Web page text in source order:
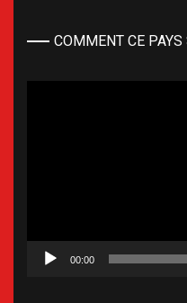
COMMENT CE
00:00